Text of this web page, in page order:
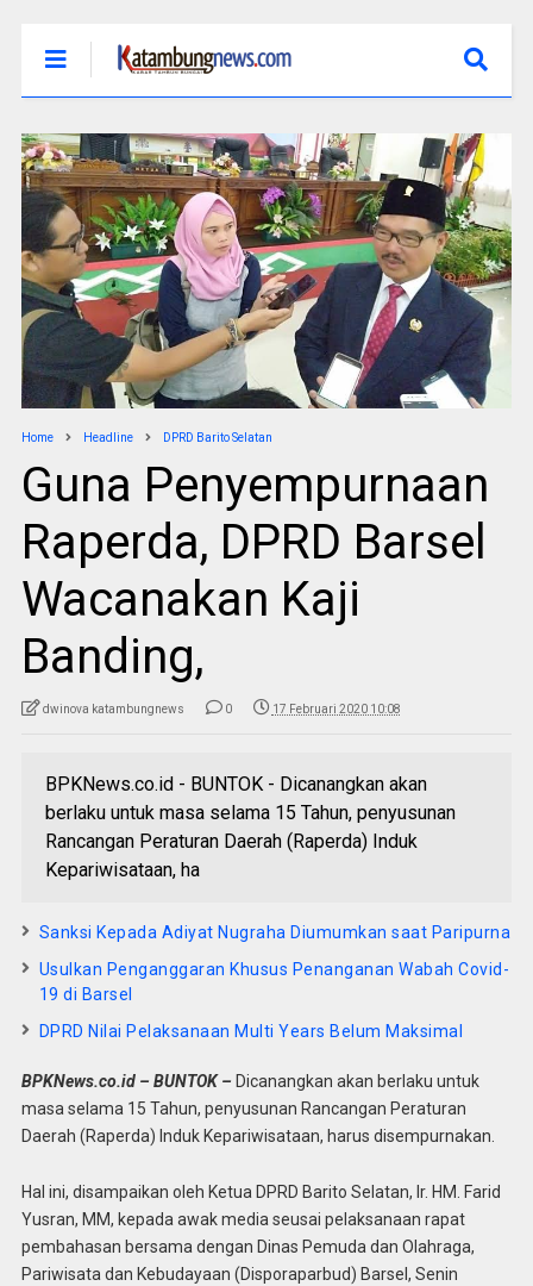
Home Headline DPRD Barito Selatan
Guna Penyempurnaan
Raperda, DPRD Barsel
Wacanakan Kaji
Banding,
dwinova katambungnews 0 17 Februari 2020 10:08
BPKNews.co.id - BUNTOK - Dicanangkan akan
berlaku untuk masa selama 15 Tahun, penyusunan
Rancangan Peraturan Daerah (Raperda) Induk
Kepariwisataan, ha
Sanksi Kepada Adiyat Nugraha Diumumkan saat Paripurna
Usulkan Penganggaran Khusus Penanganan Wabah Covid-
19 di Barsel
DPRD Nilai Pelaksanaan Multi Years Belum Maksimal
BPKNews.co.id – BUNTOK – Dicanangkan akan berlaku untuk
masa selama 15 Tahun, penyusunan Rancangan Peraturan
Daerah (Raperda) Induk Kepariwisataan, harus disempurnakan.
Hal ini, disampaikan oleh Ketua DPRD Barito Selatan, Ir. HM. Farid
Yusran, MM, kepada awak media seusai pelaksanaan rapat
pembahasan bersama dengan Dinas Pemuda dan Olahraga,
Pariwisata dan Kebudayaan (Disporaparbud) Barsel, Senin